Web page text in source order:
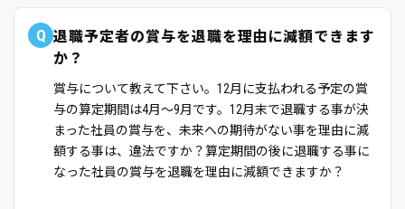
Q 退職予定者の賞与を退職を理由に減額できます
か？
賞与について教えて下さい。12月に支払われる予定の賞
与の算定期間は4月～9月です。12月末で退職する事が決
まった社員の賞与を、未来への期待がない事を理由に減
額する事は、違法ですか？算定期間の後に退職する事に
なった社員の賞与を退職を理由に減額できますか？